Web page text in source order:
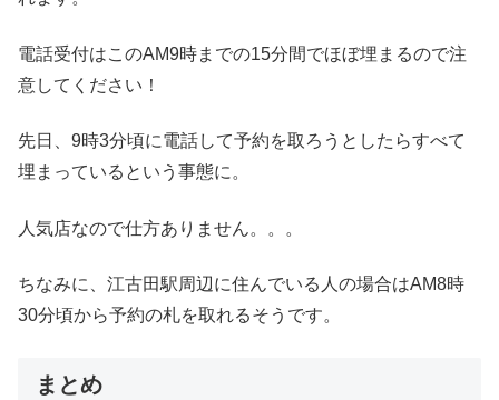
電話受付はこのAM9時までの15分間でほぼ埋まるので注
意してください！
先日、9時3分頃に電話して予約を取ろうとしたらすべて
埋まっているという事態に。
人気店なので仕方ありません。。。
ちなみに、江古田駅周辺に住んでいる人の場合はAM8時
30分頃から予約の札を取れるそうです。
まとめ